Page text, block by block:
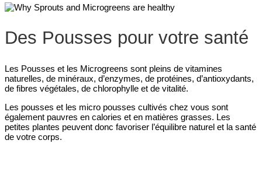
Des Pousses pour votre santé
Les Pousses et les Microgreens sont pleins de vitamines
naturelles, de minéraux, d’enzymes, de protéines, d’antioxydants,
de fibres végétales, de chlorophylle et de vitalité.
Les pousses et les micro pousses cultivés chez vous sont
également pauvres en calories et en matières grasses. Les
petites plantes peuvent donc favoriser l’équilibre naturel et la santé
de votre corps.